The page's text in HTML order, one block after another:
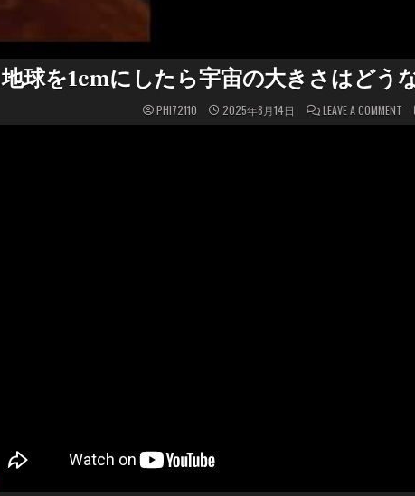
地球を1cmにしたら宇宙の大きさはどう
PHI72110 2025年8月14日 LEAVE A COMMENT ON